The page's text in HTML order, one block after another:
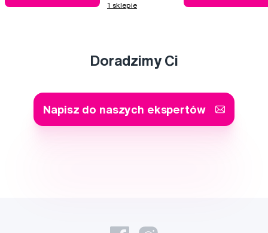
1 sklepie
Doradzimy Ci
Napisz do naszych ekspertów